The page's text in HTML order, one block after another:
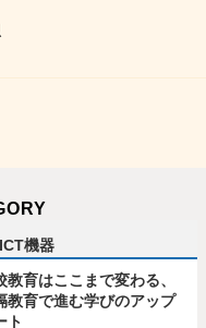
ICT機器
教育はここまで変わる、
教育で進む学びのアップ
ト